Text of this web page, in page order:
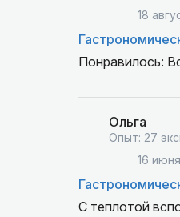
18
Понравилось:
Не
Ольга
Опыт: 27
16
С теплотой